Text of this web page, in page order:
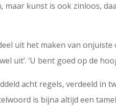
maar kunst is ook zinloos,
uit het maken van
uit’. ‘U bent goed op de
acht regels, verdeeld in
is bijna altijd een